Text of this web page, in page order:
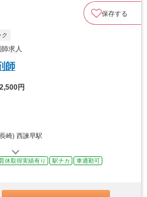
保存する
求人
師
円
崎) 西諫早駅
休取得実績有り 駅チカ
車通勤可